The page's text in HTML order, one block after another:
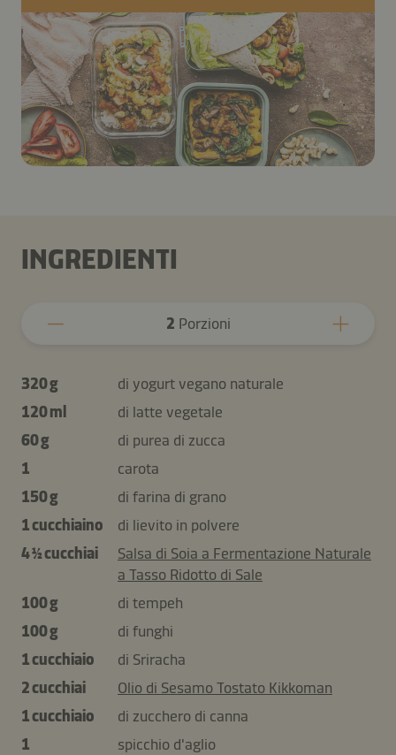
INGREDIENTI
2 Porzioni
320 g
di yogurt vegano naturale
120 ml
di latte vegetale
60 g
di purea di zucca
1
carota
150 g
di farina di grano
1 cucchiaino
di lievito in polvere
4 ½ cucchiai
Salsa di Soia a Fermentazione Naturale
a Tasso Ridotto di Sale
100 g
di tempeh
100 g
di funghi
1 cucchiaio
di Sriracha
2 cucchiai
Olio di Sesamo Tostato Kikkoman
1 cucchiaio
di zucchero di canna
1
spicchio d'aglio